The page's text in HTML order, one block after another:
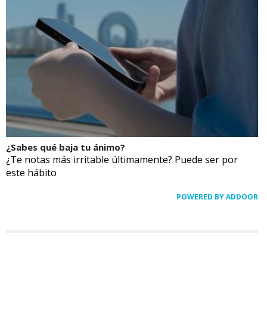
¿Sabes qué baja tu ánimo?
¿Te notas más irritable últimamente? Puede ser por
este hábito
POWERED BY ADDOOR